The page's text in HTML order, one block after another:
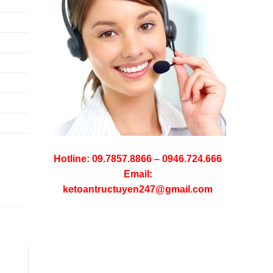
Hotline: 09.7857.8866 – 0946.724.666
Email:
ketoantructuyen247@gmail.com